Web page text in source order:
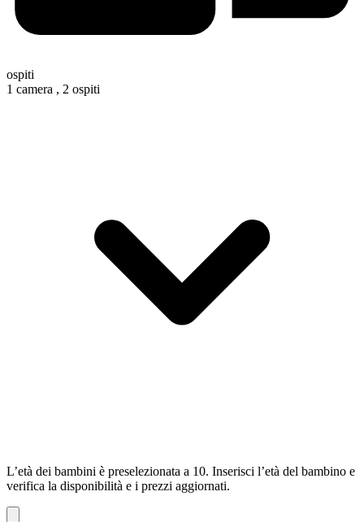
ospiti
1 camera , 2 ospiti
L’età dei bambini è preselezionata a 10. Inserisci l’età del bambino e
verifica la disponibilità e i prezzi aggiornati.